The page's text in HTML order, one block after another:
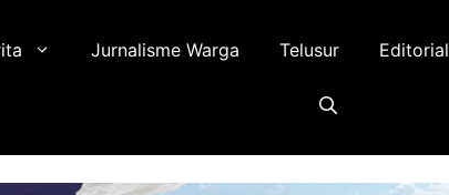
Jurnalisme Warga Telusur Editorial